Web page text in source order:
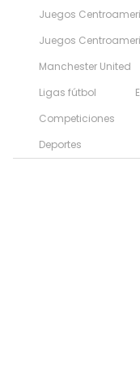
Juegos
Juegos
Manchester United
Ligas fútbol
Competiciones
Deportes